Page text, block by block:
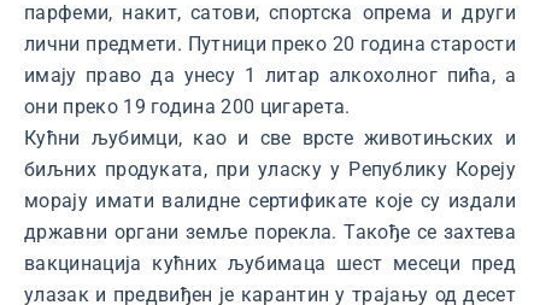
парфеми, накит, сатови, спортска опрема и други
лични предмети. Путници преко 20 година старости
имају право да унесу 1 литар алкохолног пића, а
они преко 19 година 200 цигарета.
Кућни љубимци, као и све врсте животињских и
биљних продуката, при уласку у Републику Кореју
морају имати валидне сертификате које су издали
државни органи земље порекла. Такође се захтева
вакцинација кућних љубимаца шест месеци пред
улазак и предвиђен је карантин у трајању од десет